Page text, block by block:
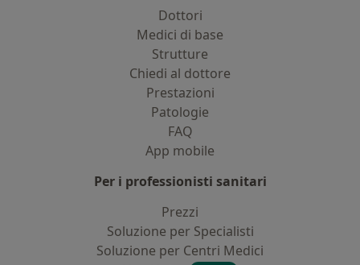
Dottori
Medici di base
Strutture
Chiedi al dottore
Prestazioni
Patologie
FAQ
App mobile
Per i professionisti sanitari
Prezzi
Soluzione per Specialisti
Soluzione per Centri Medici